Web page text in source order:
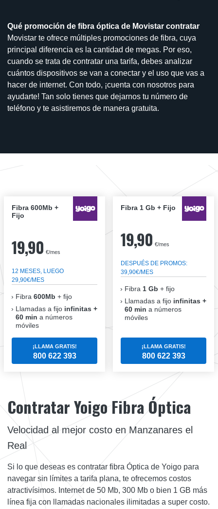
Qué promoción de fibra óptica de Movistar contratar
Movistar te ofrece múltiples promociones de fibra, cuya
principal diferencia es la cantidad de megas. Por eso,
cuando se trata de contratar una tarifa, debes analizar
cuántos dispositivos se van a conectar y el uso que vas a
hacer de internet. Con todo, ¡cuenta con nosotros para
ayudarte! Tan solo tienes que dejarnos tu número de
teléfono y te asistiremos de manera gratuita.
Fibra 600Mb +
Fijo
19,90 €/mes
12 MESES, LUEGO
29,90€/MES
Fibra 600Mb + fijo
Llamadas a fijo infinitas +
60 min a números
móviles
¡LLAMA GRATIS!
800 622 393
Fibra 1 Gb + Fijo
19,90 €/mes
DESPUÉS DE PROMOS:
39,90€/MES
Fibra 1 Gb + fijo
Llamadas a fijo infinitas +
60 min a números
móviles
¡LLAMA GRATIS!
800 622 393
Contratar Yoigo Fibra Óptica
Velocidad al mejor costo en Manzanares el
Real
Si lo que deseas es contratar fibra Óptica de Yoigo para
navegar sin límites a tarifa plana, te ofrecemos costos
atractivísimos. Internet de 50 Mb, 300 Mb o bien 1 GB más
línea fija con llamadas nacionales ilimitadas a super costo.